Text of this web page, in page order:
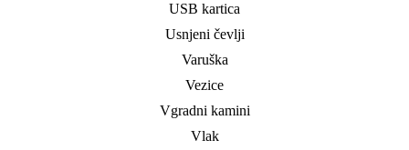
USB kartica
Usnjeni čevlji
Varuška
Vezice
Vgradni kamini
Vlak